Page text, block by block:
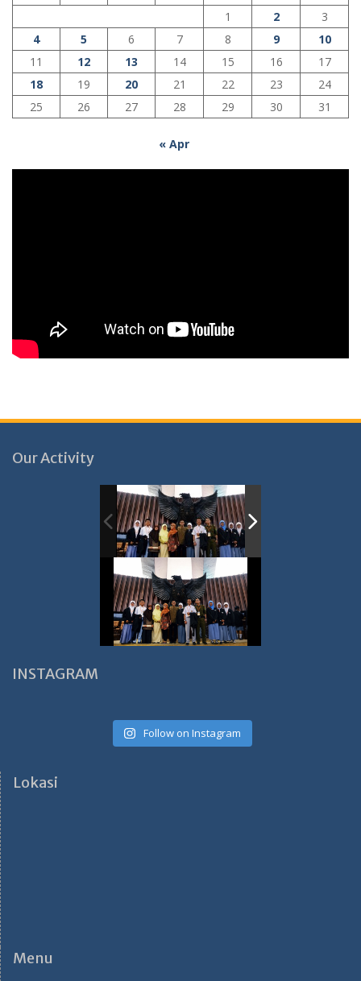
1
2
3
4
5 6 7 8 9
10
11
12 13 14 15 16
17
18
19 20 21 22 23
24
25
26 27 28 29 30 31
« Apr
Our Activity
INSTAGRAM
Follow on Instagram
Lokasi
Menu